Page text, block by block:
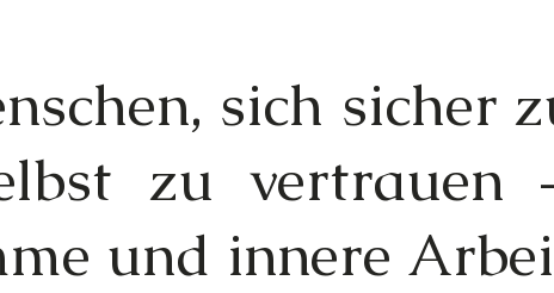
sich sicher
zu vertrauen
und innere